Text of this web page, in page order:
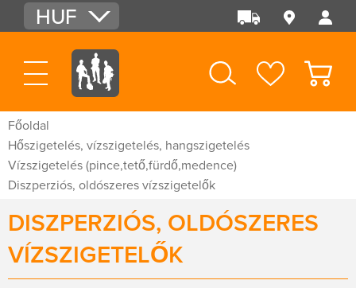
HUF
EUR
USD
Főoldal
Hőszigetelés, vízszigetelés, hangszigetelés
Vízszigetelés (pince,tető,fürdő,medence)
Diszperziós, oldószeres vízszigetelők
DISZPERZIÓS, OLDÓSZERES
VÍZSZIGETELŐK